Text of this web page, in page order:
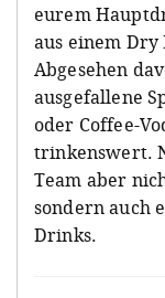
eurem
aus einem
Abgesehen
ausgefallene
oder Coffee-
trinkenswert.
Team aber
sondern auch
Drinks.